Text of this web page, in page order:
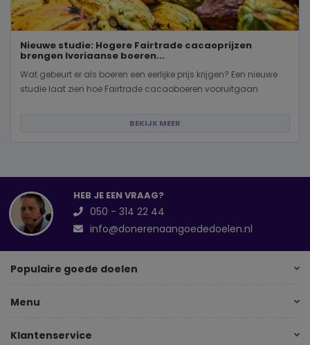
Nieuwe studie: Hogere Fairtrade cacaoprijzen
brengen Ivoriaanse boeren...
Wat gebeurt er als boeren een eerlijke prijs krijgen? Een nieuwe
studie laat zien hoe Fairtrade cacaoboeren vooruitgaan
BEKIJK MEER
HEB JE EEN VRAAG?
050 - 314 22 44
info@donerenaangoededoelen.nl
Populaire goede doelen
Menu
Klantenservice